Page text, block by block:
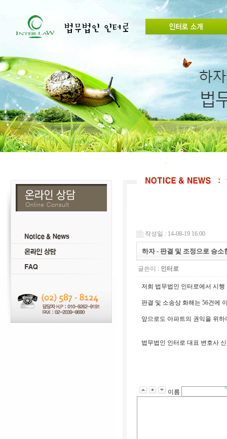
작성일 : 14-08-19 16:00
하자 - 판결 및 조정으로 승소
글쓴이 : 인터로
저희 법무법인 인터로에서 시
판결 및 소송상 화해는 56건에
앞으로도 아파트의 권익을 위
법무법인 인터로 대표 변호사
이름